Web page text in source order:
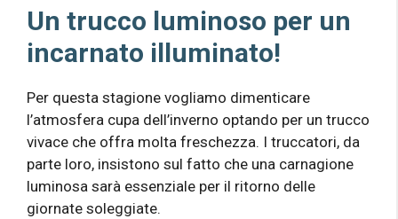
Un trucco luminoso per un
incarnato illuminato!
Per questa stagione vogliamo dimenticare
l’atmosfera cupa dell’inverno optando per un trucco
vivace che offra molta freschezza. I truccatori, da
parte loro, insistono sul fatto che una carnagione
luminosa sarà essenziale per il ritorno delle
giornate soleggiate.